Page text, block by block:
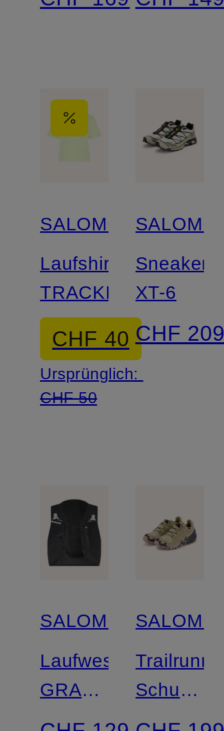
GLIDE
SALOMON
Laufshirt
TRACKLINE
CHF 40
Ursprünglich:
CHF 50
Sneaker
XT-6
CHF
SALOMON
Laufweste
GRAVEL
SKIN 4
Schuhe